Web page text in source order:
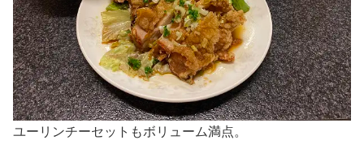
ユーリンチーセットもボリューム満点。